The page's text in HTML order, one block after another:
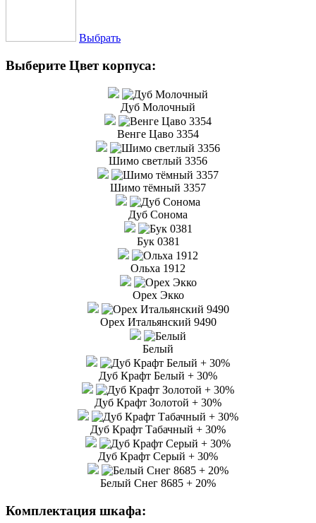
Выбрать
Выберите Цвет корпуса:
Дуб Молочный
Венге Цаво 3354
Шимо светлый 3356
Шимо тёмный 3357
Дуб Сонома
Бук 0381
Ольха 1912
Орех Экко
Орех Итальянский 9490
Белый
Дуб Крафт Белый + 30%
Дуб Крафт Золотой + 30%
Дуб Крафт Табачный + 30%
Дуб Крафт Серый + 30%
Белый Снег 8685 + 20%
Комплектация шкафа: